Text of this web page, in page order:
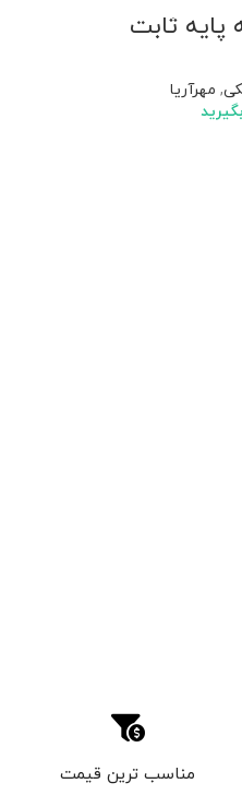
ثابت
, مهرآریا
مناسب ترین قیمت